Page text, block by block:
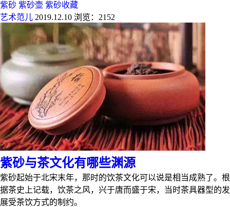
紫砂 紫砂壶 紫砂收藏
艺术范儿 2019.12.10 浏览：2152
紫砂与茶文化有哪些渊源
紫砂起始于北宋末年，那时的饮茶文化可以说是相当成熟了。根
据茶史上记载，饮茶之风，兴于唐而盛于宋，当时茶具器型的发
展受茶饮方式的制约。